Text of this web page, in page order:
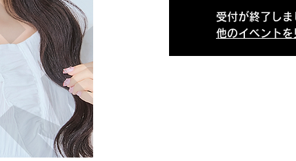
受付が終了しま
他のイベントを